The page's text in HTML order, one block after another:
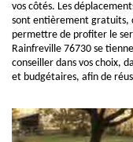
vos côtés. Les
sont entièrement gratuits,
permettre de profiter le
Rainfreville 76730 se
conseiller dans vos choix,
et budgétaires, afin de